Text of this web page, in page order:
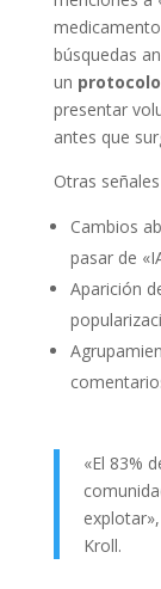
búsquedas
un
presentar
antes que
Otras
Cambios
pasar de
Aparición
«El 83%
Kroll.